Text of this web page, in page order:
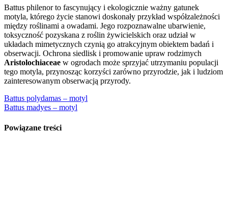
Battus philenor to fascynujący i ekologicznie ważny gatunek
motyla, którego życie stanowi doskonały przykład współzależności
między roślinami a owadami. Jego rozpoznawalne ubarwienie,
toksyczność pozyskana z roślin żywicielskich oraz udział w
układach mimetycznych czynią go atrakcyjnym obiektem badań i
obserwacji. Ochrona siedlisk i promowanie upraw rodzimych
Aristolochiaceae w ogrodach może sprzyjać utrzymaniu populacji
tego motyla, przynosząc korzyści zarówno przyrodzie, jak i ludziom
zainteresowanym obserwacją przyrody.
Nawigacja
wpisu
Battus polydamas – motyl
Battus madyes – motyl
Powiązane treści